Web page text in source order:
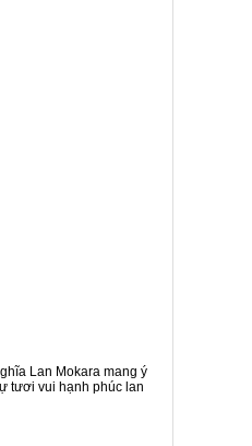
Lan Mokara mang ý
tươi vui hạnh phúc lan